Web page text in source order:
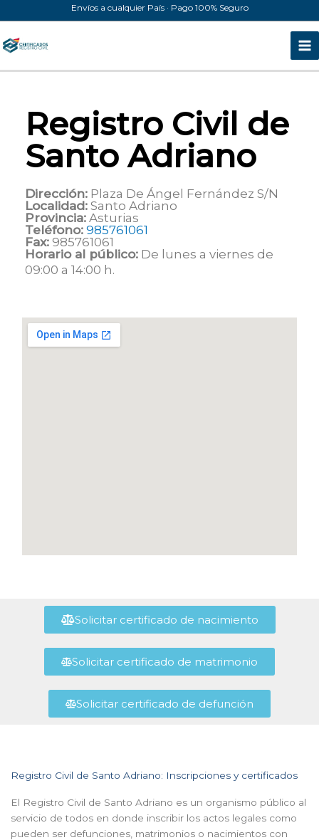
al
contenido
Envíos a cualquier País · Pago 100% Seguro
Registro Civil de
Santo Adriano
Dirección: Plaza De Ángel Fernández S/N
Localidad: Santo Adriano
Provincia: Asturias
Teléfono: 985761061
Fax: 985761061
Horario al público: De lunes a viernes de
09:00 a 14:00 h.
Solicitar certificado de nacimiento
Solicitar certificado de matrimonio
Solicitar certificado de defunción
Registro Civil de Santo Adriano: Inscripciones y certificados
El Registro Civil de Santo Adriano es un organismo público al
servicio de todos en donde inscribir los actos legales como
pueden ser defunciones, matrimonios o nacimientos con